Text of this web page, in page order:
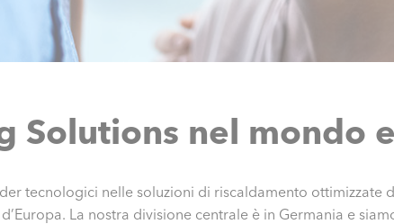
Solutions nel mondo
tecnologici nelle soluzioni di riscaldamento
La nostra divisione centrale è in Germania e